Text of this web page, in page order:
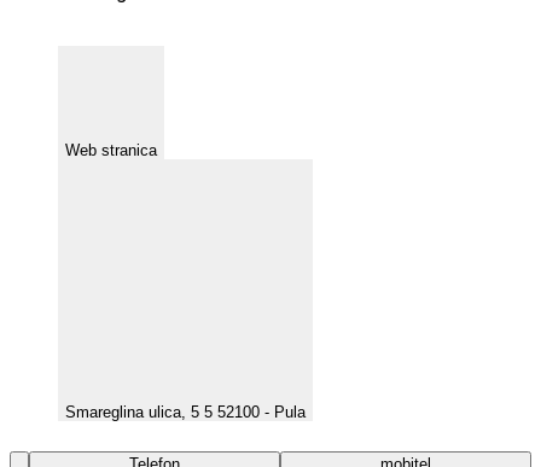
Web stranica
Smareglina ulica, 5 5 52100 - Pula